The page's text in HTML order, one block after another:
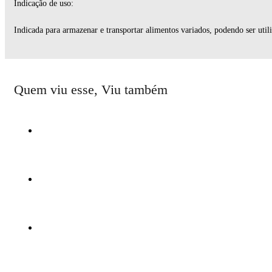
Indicação de uso:
Indicada para armazenar e transportar alimentos variados, podendo ser
Quem viu esse, Viu também